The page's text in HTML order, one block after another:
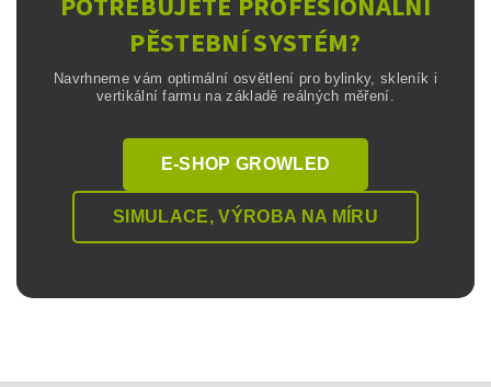
PĚSTEBNÍ SYSTÉM?
Navrhneme vám optimální osvětlení pro bylinky, skleník i
vertikální farmu na základě reálných měření.
E-SHOP GROWLED
SIMULACE, VÝROBA NA MÍRU